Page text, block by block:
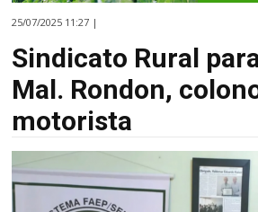
25/07/2025 11:27 |
Sindicato Rural
Mal. Rondon,
motorista